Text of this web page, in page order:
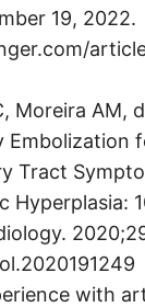
19, 2022.
Moreira AM,
Embolization
Tract
Hyperplasia:
with